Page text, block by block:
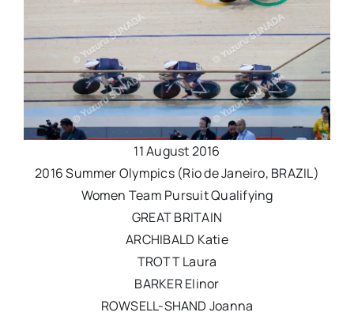
11 August 2016
2016 Summer Olympics (Rio de Janeiro, BRAZIL)
Women Team Pursuit Qualifying
GREAT BRITAIN
ARCHIBALD Katie
TROTT Laura
BARKER Elinor
ROWSELL-SHAND Joanna